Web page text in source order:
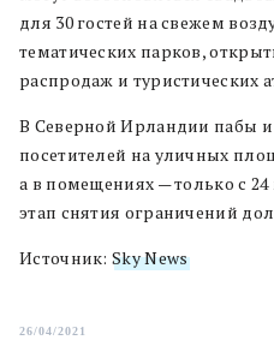
для 30 гостей на свежем
тематических парков,
распродаж и туристических
В Северной Ирландии пабы и
посетителей на уличных
а в помещениях — только с
этап снятия ограничений
Источник: Sky News
26/04/2021